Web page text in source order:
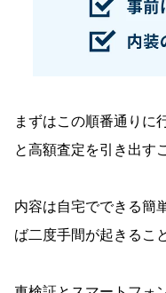
即決トークに
高価買取してく
Q.外装も洗車
Q.相場以上の
Q.車の買取契
まずはこの順番通りに
と高額査定を引き出す
内容は自宅でできる簡
ば二度手間が起きるこ